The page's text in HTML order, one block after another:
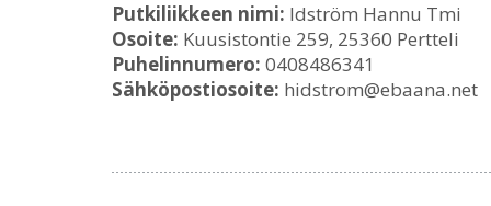
Putkiliikkeen nimi: Idström Hannu Tmi
Osoite: Kuusistontie 259, 25360 Pertteli
Puhelinnumero: 0408486341
Sähköpostiosoite: hidstrom@ebaana.net